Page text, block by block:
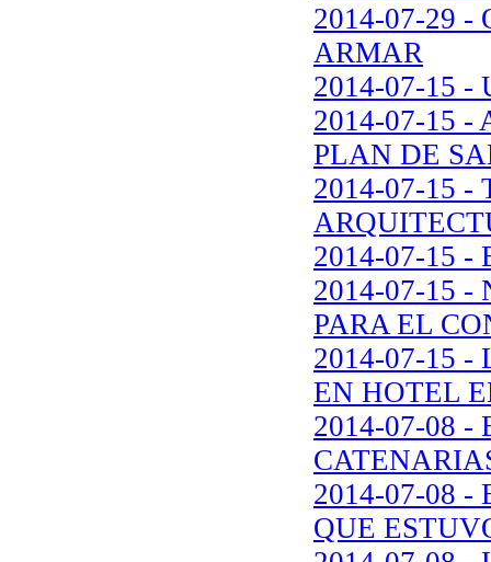
2014-07-29 -
ARMAR
2014-07-15
2014-07-15 -
PLAN DE
2014-07-15 -
2014-07-15 -
2014-07-15 -
PARA EL
2014-07-15 -
EN HOTEL
2014-07-08 -
2014-07-08 -
QUE